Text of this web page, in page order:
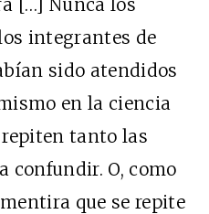
[…] Nunca los
integrantes de
sido atendidos
en la ciencia
repiten tanto las
confundir. O, como
que se repite